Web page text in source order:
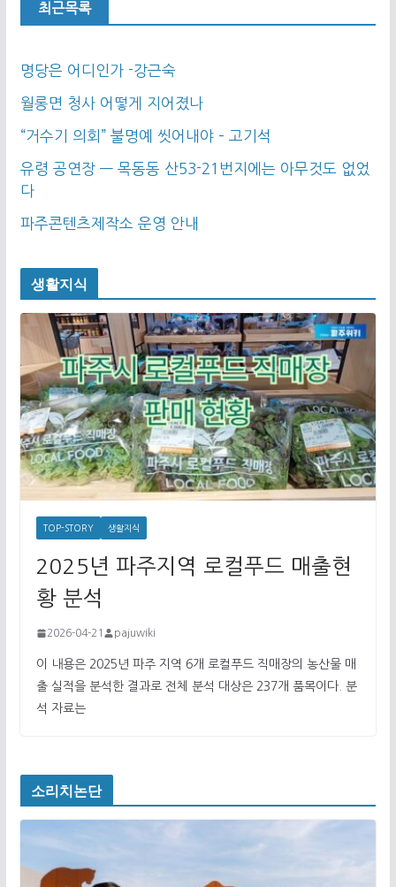
최근목록
명당은 어디인가 -강근숙
월롱면 청사 어떻게 지어졌나
“거수기 의회” 불명예 씻어내야 – 고기석
유령 공연장 — 목동동 산53-21번지에는 아무것도 없었
다
파주콘텐츠제작소 운영 안내
생활지식
TOP-STORY 생활지식
2025년 파주지역 로컬푸드 매출현
황 분석
2026-04-21 pajuwiki
이 내용은 2025년 파주 지역 6개 로컬푸드 직매장의 농산물 매
출 실적을 분석한 결과로 전체 분석 대상은 237개 품목이다. 분
석 자료는
소리치논단